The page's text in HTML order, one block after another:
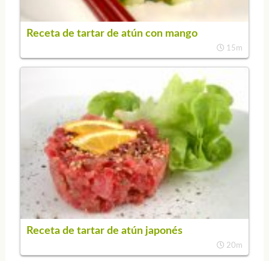
Receta de tartar de atún con mango
15m
Receta de tartar de atún japonés
20m